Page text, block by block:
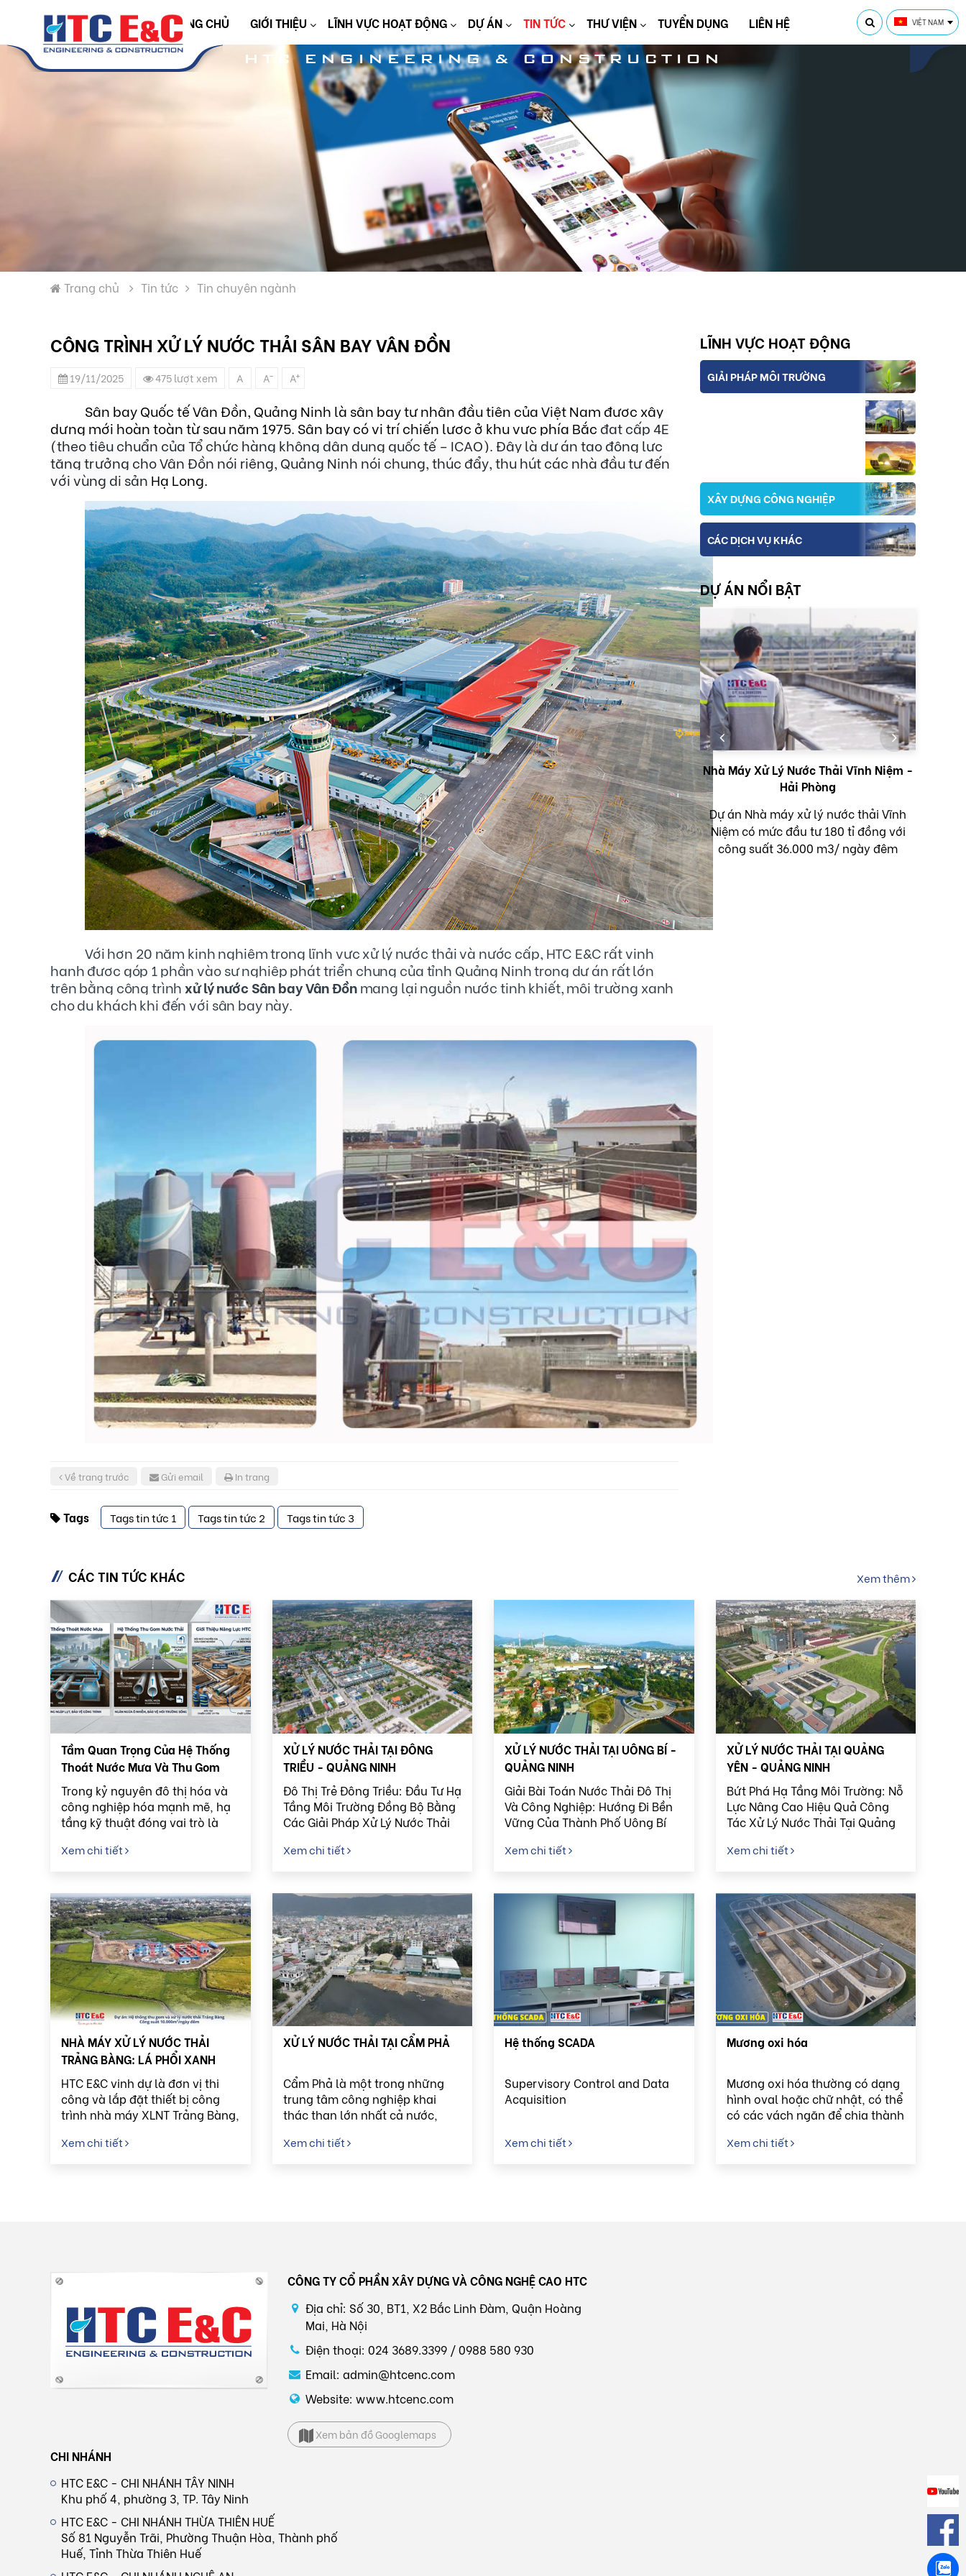
VIỆT NAM
TRANG CHỦ GIỚI THIỆU LĨNH VỰC HOẠT ĐỘNG DỰ ÁN TIN TỨC THƯ VIỆN TUYỂN DỤNG LIÊN HỆ
HTC ENGINEERING & CONSTRUCTION
Trang chủ Tin tức Tin chuyên ngành
CÔNG TRÌNH XỬ LÝ NƯỚC THẢI SÂN BAY VÂN ĐỒN
19/11/2025 475 lượt xem A A- A+
Sân bay Quốc tế Vân Đồn, Quảng Ninh là sân bay tư nhân đầu tiên của Việt Nam được xây
dựng mới hoàn toàn từ sau năm 1975. Sân bay có vị trí chiến lược ở khu vực phía Bắc đạt cấp 4E
(theo tiêu chuẩn của Tổ chức hàng không dân dụng quốc tế – ICAO). Đây là dự án tạo động lực
tăng trưởng cho Vân Đồn nói riêng, Quảng Ninh nói chung, thúc đẩy, thu hút các nhà đầu tư đến
với vùng di sản Hạ Long.
Với hơn 20 năm kinh nghiệm trong lĩnh vực xử lý nước thải và nước cấp, HTC E&Crất vinh
hạnh được góp 1 phần vào sự nghiệp phát triển chung của tỉnh Quảng Ninh trong dự án rất lớn
trên bằng công trìnhxử lý nước Sân bay Vân Đồnmang lại nguồn nước tinh khiết, môi trường xanh
cho du khách khi đến với sân bay này.
Về trang trước Gửi email In trang
Tags Tags tin tức 1 Tags tin tức 2 Tags tin tức 3
LĨNH VỰC HOẠT ĐỘNG
GIẢI PHÁP MÔI TRƯỜNG
XÂY DỰNG CÔNG NGHIỆP
CÁC DỊCH VỤ KHÁC
DỰ ÁN NỔI BẬT
Trạm bơm Ba Tổng
Trạm bơm Ba Tổng thuộc hợp phần
thoát nước mưa, nước thải trong gói
thầu A4, dự án thoát nước mưa, nước
thải và quản lý chất thải rắn Hải Phòng
(giai đoạn 1)
Nhà Máy Xử Lý Nước Thải Thành Phố
Tây Ninh
Nhà máy xử lý nước thải Thành phố
thuộc dự án: Hệ thống thu gom và xử
lý nước thải thành phố Tây Ninh giai
đoạn 1 do UBND Thành phố làm chủ
đầu tư (Dự án bao gồm 2 hạng mục
chính là: Nhà máy xử lý nước thải và
Hệ thống tuyến ống thu gom nước
thải). Dự án được sử dụng từ nguồn
vốn vay ODA của Chính phủ Italia và
ngân sách Nhà nước. Thời gian thực
hiện 5 năm.
Nhà Máy Xử Lý Nước Thải Vĩnh Niệm -
Hải Phòng
Dự án Nhà máy xử lý nước thải Vĩnh
Niệm có mức đầu tư 180 tỉ đồng với
công suất 36.000 m3/ ngày đêm
CÁC TIN TỨC KHÁC Xem thêm
Tầm Quan Trọng Của Hệ Thống
Thoát Nước Mưa Và Thu Gom
Nước Thải Trong Đô Thị Hiện Đại
Trong kỷ nguyên đô thị hóa và
công nghiệp hóa mạnh mẽ, hạ
tầng kỹ thuật đóng vai trò là
triển bền vững của mỗi vùng
thống thu gom nước thải chính
là hệ thống tuần hoàn huyết
mạch, bảo vệ môi trường sống
và giữ gìn mỹ quan đô thị.
Xem chi tiết
XỬ LÝ NƯỚC THẢI TẠI ĐÔNG
TRIỀU - QUẢNG NINH
Đô Thị Trẻ Đông Triều: Đầu Tư Hạ
Tầng Môi Trường Đồng Bộ Bằng
Các Giải Pháp Xử Lý Nước Thải
Xem chi tiết
XỬ LÝ NƯỚC THẢI TẠI UÔNG BÍ -
QUẢNG NINH
Giải Bài Toán Nước Thải Đô Thị
Và Công Nghiệp: Hướng Đi Bền
Vững Của Thành Phố Uông Bí
Xem chi tiết
XỬ LÝ NƯỚC THẢI TẠI QUẢNG
YÊN - QUẢNG NINH
Bứt Phá Hạ Tầng Môi Trường: Nỗ
Lực Nâng Cao Hiệu Quả Công
Tác Xử Lý Nước Thải Tại Quảng
Xem chi tiết
NHÀ MÁY XỬ LÝ NƯỚC THẢI
TRẢNG BÀNG: LÁ PHỔI XANH
CHO CÔNG NGHIỆP TÂY NINH
HTC E&C vinh dự là đơn vị thi
công và lắp đặt thiết bị công
trình nhà máy XLNT Trảng Bàng,
của địa phương.
Xem chi tiết
XỬ LÝ NƯỚC THẢI TẠI CẨM PHẢ
Cẩm Phả là một trong những
trung tâm công nghiệp khai
thác than lớn nhất cả nước,
Bái Tử Long xinh đẹp. Do đặc
Xem chi tiết
Hệ thống SCADA
Supervisory Control and Data
Acquisition
Xem chi tiết
Mương oxi hóa
Mương oxi hóa thường có dạng
hình oval hoặc chữ nhật, có thể
có các vách ngăn để chia thành
Xem chi tiết
CÔNG TY CỔ PHẦN XÂY DỰNG VÀ CÔNG NGHỆ CAO HTC
Địa chỉ: Số 30, BT1, X2 Bắc Linh Đàm, Quận Hoàng
Mai, Hà Nội
Điện thoại: 024 3689.3399 / 0988 580 930
Email: admin@htcenc.com
Website: www.htcenc.com
Xem bản đồ Googlemaps
CHI NHÁNH
HTC E&C - CHI NHÁNH TÂY NINH
Khu phố 4, phường 3, TP. Tây Ninh
HTC E&C - CHI NHÁNH THỪA THIÊN HUẾ
Số 81 Nguyễn Trãi, Phường Thuận Hòa, Thành phố
Huế, Tỉnh Thừa Thiên Huế